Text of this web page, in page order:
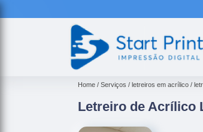
Home Serviços letreiros em acrílico
Letreiro de Acrílico